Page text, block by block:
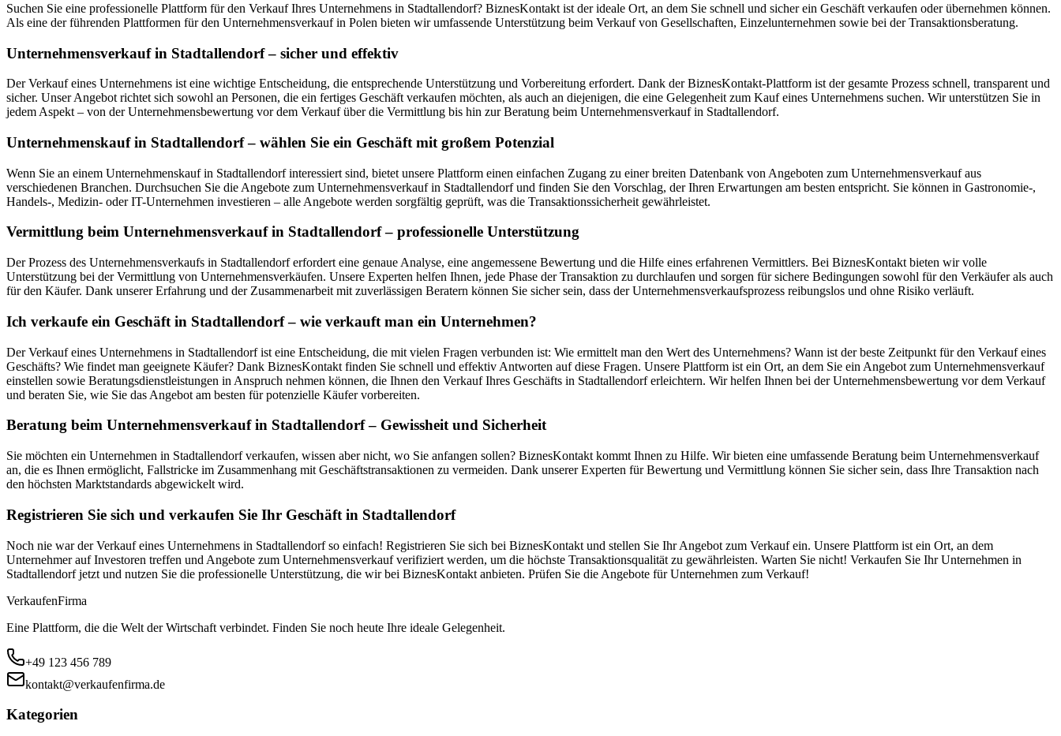
Suchen Sie eine professionelle Plattform für den Verkauf Ihres Unternehmens in Stadtallendorf? BiznesKontakt ist der ideale Ort, an dem Sie schnell und sicher ein Geschäft verkaufen oder übernehmen können.
Als eine der führenden Plattformen für den Unternehmensverkauf in Polen bieten wir umfassende Unterstützung beim Verkauf von Gesellschaften, Einzelunternehmen sowie bei der Transaktionsberatung.
Unternehmensverkauf in Stadtallendorf – sicher und effektiv
Der Verkauf eines Unternehmens ist eine wichtige Entscheidung, die entsprechende Unterstützung und Vorbereitung erfordert. Dank der BiznesKontakt-Plattform ist der gesamte Prozess schnell, transparent und
sicher. Unser Angebot richtet sich sowohl an Personen, die ein fertiges Geschäft verkaufen möchten, als auch an diejenigen, die eine Gelegenheit zum Kauf eines Unternehmens suchen. Wir unterstützen Sie in
jedem Aspekt – von der Unternehmensbewertung vor dem Verkauf über die Vermittlung bis hin zur Beratung beim Unternehmensverkauf in Stadtallendorf.
Unternehmenskauf in Stadtallendorf – wählen Sie ein Geschäft mit großem Potenzial
Wenn Sie an einem Unternehmenskauf in Stadtallendorf interessiert sind, bietet unsere Plattform einen einfachen Zugang zu einer breiten Datenbank von Angeboten zum Unternehmensverkauf aus
verschiedenen Branchen. Durchsuchen Sie die Angebote zum Unternehmensverkauf in Stadtallendorf und finden Sie den Vorschlag, der Ihren Erwartungen am besten entspricht. Sie können in Gastronomie-,
Handels-, Medizin- oder IT-Unternehmen investieren – alle Angebote werden sorgfältig geprüft, was die Transaktionssicherheit gewährleistet.
Vermittlung beim Unternehmensverkauf in Stadtallendorf – professionelle Unterstützung
Der Prozess des Unternehmensverkaufs in Stadtallendorf erfordert eine genaue Analyse, eine angemessene Bewertung und die Hilfe eines erfahrenen Vermittlers. Bei BiznesKontakt bieten wir volle
Unterstützung bei der Vermittlung von Unternehmensverkäufen. Unsere Experten helfen Ihnen, jede Phase der Transaktion zu durchlaufen und sorgen für sichere Bedingungen sowohl für den Verkäufer als auch
für den Käufer. Dank unserer Erfahrung und der Zusammenarbeit mit zuverlässigen Beratern können Sie sicher sein, dass der Unternehmensverkaufsprozess reibungslos und ohne Risiko verläuft.
Ich verkaufe ein Geschäft in Stadtallendorf – wie verkauft man ein Unternehmen?
Der Verkauf eines Unternehmens in Stadtallendorf ist eine Entscheidung, die mit vielen Fragen verbunden ist: Wie ermittelt man den Wert des Unternehmens? Wann ist der beste Zeitpunkt für den Verkauf eines
Geschäfts? Wie findet man geeignete Käufer? Dank BiznesKontakt finden Sie schnell und effektiv Antworten auf diese Fragen. Unsere Plattform ist ein Ort, an dem Sie ein Angebot zum Unternehmensverkauf
einstellen sowie Beratungsdienstleistungen in Anspruch nehmen können, die Ihnen den Verkauf Ihres Geschäfts in Stadtallendorf erleichtern. Wir helfen Ihnen bei der Unternehmensbewertung vor dem Verkauf
und beraten Sie, wie Sie das Angebot am besten für potenzielle Käufer vorbereiten.
Beratung beim Unternehmensverkauf in Stadtallendorf – Gewissheit und Sicherheit
Sie möchten ein Unternehmen in Stadtallendorf verkaufen, wissen aber nicht, wo Sie anfangen sollen? BiznesKontakt kommt Ihnen zu Hilfe. Wir bieten eine umfassende Beratung beim Unternehmensverkauf
an, die es Ihnen ermöglicht, Fallstricke im Zusammenhang mit Geschäftstransaktionen zu vermeiden. Dank unserer Experten für Bewertung und Vermittlung können Sie sicher sein, dass Ihre Transaktion nach
den höchsten Marktstandards abgewickelt wird.
Registrieren Sie sich und verkaufen Sie Ihr Geschäft in Stadtallendorf
Noch nie war der Verkauf eines Unternehmens in Stadtallendorf so einfach! Registrieren Sie sich bei BiznesKontakt und stellen Sie Ihr Angebot zum Verkauf ein. Unsere Plattform ist ein Ort, an dem
Unternehmer auf Investoren treffen und Angebote zum Unternehmensverkauf verifiziert werden, um die höchste Transaktionsqualität zu gewährleisten. Warten Sie nicht! Verkaufen Sie Ihr Unternehmen in
Stadtallendorf jetzt und nutzen Sie die professionelle Unterstützung, die wir bei BiznesKontakt anbieten. Prüfen Sie die Angebote für Unternehmen zum Verkauf!
VerkaufenFirma
Eine Plattform, die die Welt der Wirtschaft verbindet. Finden Sie noch heute Ihre ideale Gelegenheit.
+49 123 456 789
kontakt@verkaufenfirma.de
Kategorien